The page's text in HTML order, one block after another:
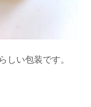
しい包装です。